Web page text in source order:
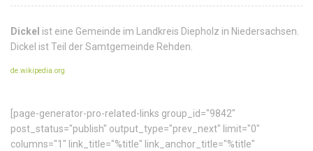
Dickel ist eine Gemeinde im Landkreis Diepholz in Niedersachsen.
Dickel ist Teil der Samtgemeinde Rehden.
de.wikipedia.org
[page-generator-pro-related-links group_id="9842"
post_status="publish" output_type="prev_next" limit="0"
columns="1" link_title="%title" link_anchor_title="%title"